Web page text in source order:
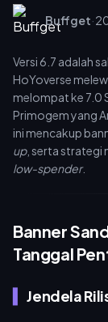
membutuhkan
Snezhnaya pada
peluncuran nanti.
Buffget·
Versi 6.7 adalah
HoYoverse
melompat ke 7.0
Primogem yang
ini mencakup
up, serta strategi
low-spender.
Banner
Tanggal
Jendela